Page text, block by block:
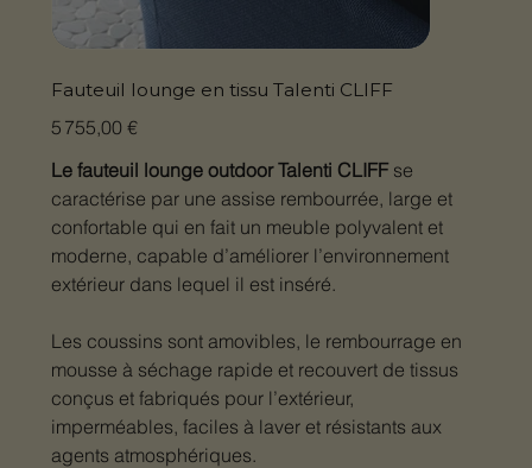
Fauteuil lounge en tissu Talenti CLIFF
Prix
5 755,00 €
Le fauteuil lounge outdoor Talenti CLIFFse
caractérise par une assise rembourrée, large et
confortable qui en fait un meuble polyvalent et
moderne, capable d’améliorer l’environnement
extérieur dans lequel il est inséré.
Les coussins sont amovibles, le rembourrage en
mousse à séchage rapide et recouvert de tissus
conçus et fabriqués pour l’extérieur,
imperméables, faciles à laver et résistants aux
agents atmosphériques.